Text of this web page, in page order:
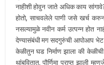
नाहीशी होवुन जाते अधिक काय
होतो, साचवलेले पाणी जसे खर्च
नसल्यामुळे नवीन कर्म उत्पन्न होत
देण्यासंबंधी मग सदगुरुंची आपोआप भेट
केळीतुन घड निर्माण झाला की
थांबवितात. पौर्णिमा प्राप्त झाली